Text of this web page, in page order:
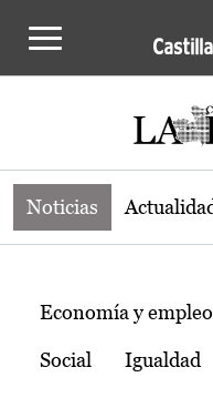
Noticias de la
Noticias
Temas
Economía y empleo
Social Igualdad